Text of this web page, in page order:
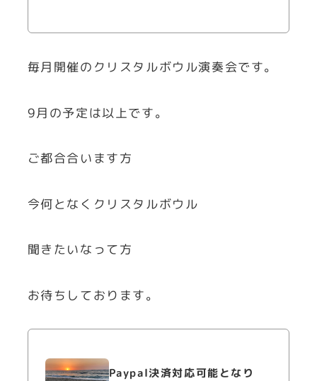
毎月開催のクリスタルボウル演奏会です。
9月の予定は以上です。
ご都合合います方
今何となくクリスタルボウル
聞きたいなって方
お待ちしております。
Paypal決済対応可能となり